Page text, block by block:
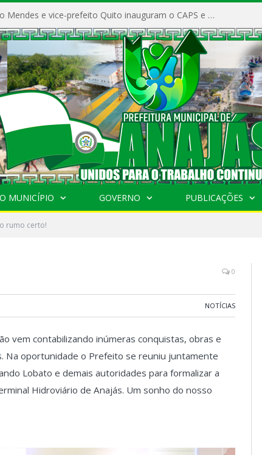
Prefeito Vivaldo Mendes e vice-prefeito Quito inauguram o CAPS e fortalecem a saúde pública em Anajás.
O MUNICÍPIO GOVERNO PUBLICAÇÕES
rumo certo!
0
NOTÍCIAS
vem contabilizando inúmeras conquistas, obras e
Na oportunidade o Prefeito se reuniu juntamente
Lobato e demais autoridades para formalizar a
Hidroviário de Anajás. Um sonho do nosso